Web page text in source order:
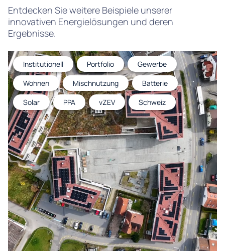
Entdecken Sie weitere Beispiele unserer
innovativen Energielösungen und deren
Ergebnisse.
Institutionell Portfolio
Gewerbe
Wohnen
Mischnutzung
Batterie
Solar
PPA vZEV Schweiz